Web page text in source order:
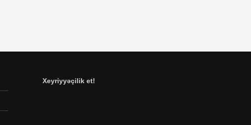
Xeyriyyəçilik et!